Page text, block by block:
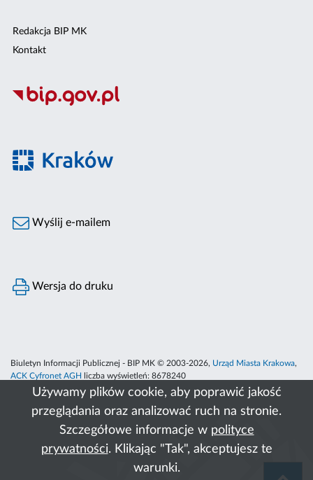
Używamy plików cookie, aby poprawić jakość
przeglądania oraz analizować ruch na stronie.
Szczegółowe informacje w polityce
prywatności. Klikając "Tak", akceptujesz te
warunki.
Redakcja BIP MK
Kontakt
Wyślij e-mailem
Wersja do druku
Biuletyn Informacji Publicznej - BIP MK © 2003-2026, Urząd Miasta Krakowa,
ACK Cyfronet AGH
liczba wyświetleń: 8678240